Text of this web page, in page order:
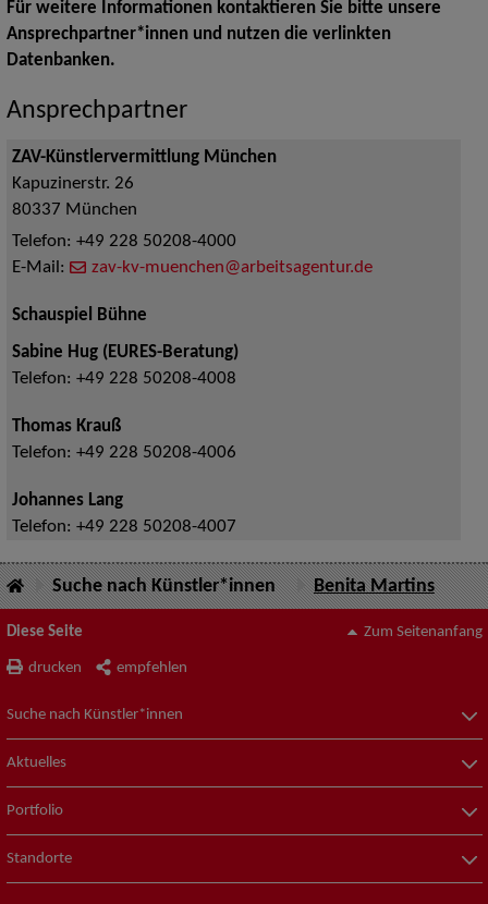
Für weitere Informationen kontaktieren Sie bitte unsere
Ansprechpartner*innen und nutzen die verlinkten
Datenbanken.
Ansprechpartner
ZAV-Künstlervermittlung München
Kapuzinerstr. 26
80337 München
Telefon: +49 228 50208-4000
E-Mail:
zav-kv-muenchen@arbeitsagentur.de
Schauspiel Bühne
Sabine Hug (EURES-Beratung)
Telefon: +49 228 50208-4008
Thomas Krauß
Telefon: +49 228 50208-4006
Johannes Lang
Telefon: +49 228 50208-4007
Suche nach Künstler*innen Benita Martins
Diese Seite
drucken empfehlen
Zum Seitenanfang
Suche nach Künstler*innen
Aktuelles
Portfolio
Standorte